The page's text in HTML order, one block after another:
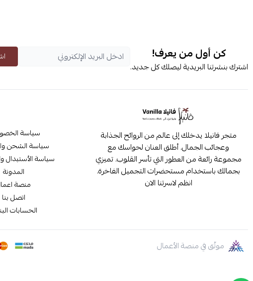
كن أول من يعرف!
اشترك بنشرتنا البريدية ليصلك كل جديد.
متجر فانيلا يدخلك إلى عالم من الروائح الجذابة
وعجائب الجمال. أطلق العنان لحواسك مع
مجموعة رائعة من العطور التي تأسر القلوب. تميزي
بجمالك باستخدام مستحضرات التجميل الفاخرة.
انظم لاسرتنا الان
سياسة
سياسة الشحن
سياسة الأستبدال
المدونة
منصة
اتصل بنا
الحسابات
موثّق في منصة الأعمال